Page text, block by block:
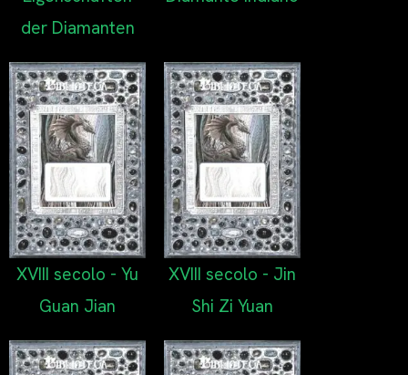
der Diamanten
XVIII secolo - Yu
Guan Jian
XVIII secolo - Jin
Shi Zi Yuan